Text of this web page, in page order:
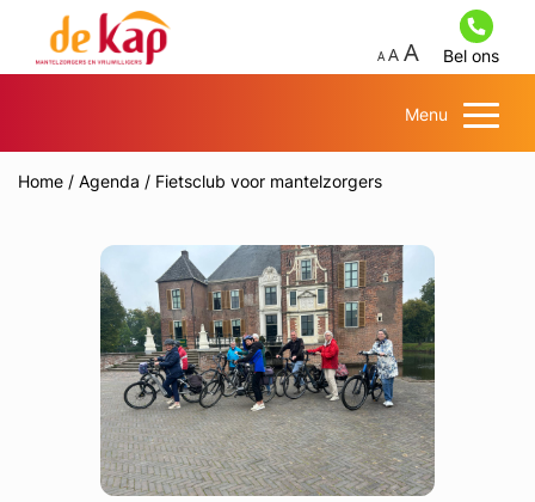
Bel ons
Menu
Home / Agenda / Fietsclub voor mantelzorgers